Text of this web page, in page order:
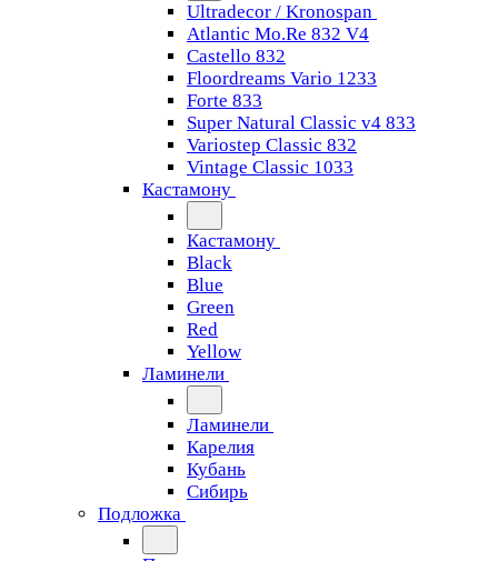
Ultradecor / Kronospan
Atlantic Mo.Re 832 V4
Castello 832
Floordreams Vario 1233
Forte 833
Super Natural Classic v4 833
Variostep Classic 832
Vintage Classic 1033
Кастамону
Кастамону
Black
Blue
Green
Red
Yellow
Ламинели
Ламинели
Карелия
Кубань
Сибирь
Подложка